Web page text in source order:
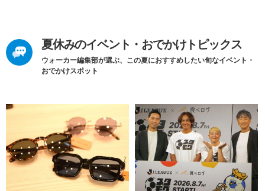
夏休みのイベント・おでかけトピックス
ウォーカー編集部が選ぶ、この夏におすすめしたい旬なイベント・
おでかけスポット